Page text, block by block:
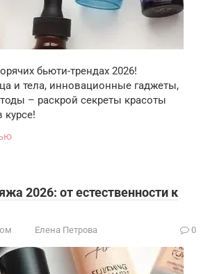
бьюти-трендах 2026!
и тела, инновационные гаджеты,
– раскрой секреты красоты
курсе!
2026: от естественности к
Елена Петрова 0